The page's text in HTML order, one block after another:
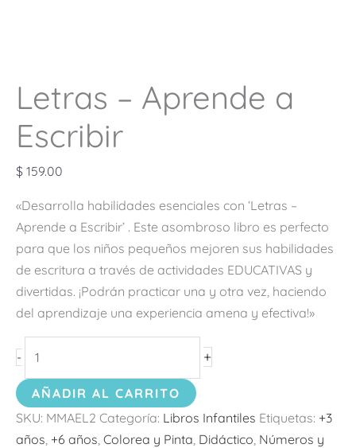
Letras – Aprende a
Escribir
$ 159.00
«Desarrolla habilidades esenciales con ‘Letras –
Aprende a Escribir’ . Este asombroso libro es perfecto
para que los niños pequeños mejoren sus habilidades
de escritura a través de actividades EDUCATIVAS y
divertidas. ¡Podrán practicar una y otra vez, haciendo
del aprendizaje una experiencia amena y efectiva!»
- +
AÑADIR AL CARRITO
SKU: MMAEL2 Categoría: Libros Infantiles Etiquetas: +3
años +6 años Colorea y Pinta Didáctico Números y